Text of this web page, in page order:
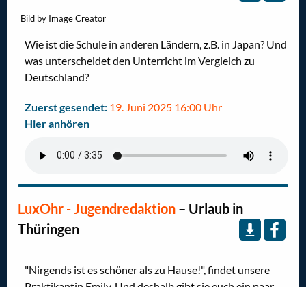
Bild by Image Creator
Wie ist die Schule in anderen Ländern, z.B. in Japan? Und
was unterscheidet den Unterricht im Vergleich zu
Deutschland?
Zuerst gesendet: 19. Juni 2025 16:00 Uhr
Hier anhören
LuxOhr - Jugendredaktion – Urlaub in
Thüringen
"Nirgends ist es schöner als zu Hause!", findet unsere